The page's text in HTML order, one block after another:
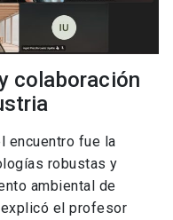
colaboración
encuentro fue la
robustas y
ambiental de
el profesor